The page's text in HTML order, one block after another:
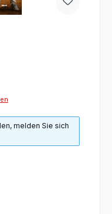
melden Sie sich